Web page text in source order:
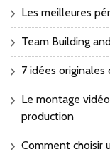
Les meilleures
Team Building
7 idées originales
Le montage
production
Comment choisir